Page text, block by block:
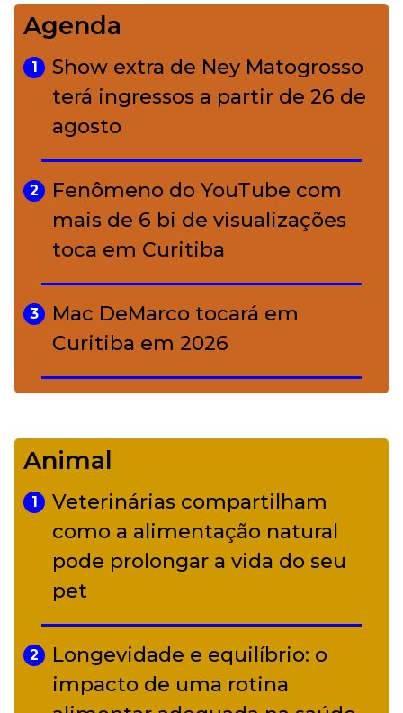
4
Bolsas de palha e ráfia: o
charme rústico que
conquistou o luxo
A ciência por trás da skincare: a
função de cada ativo
Agenda
1
Show extra de Ney Matogrosso
terá ingressos a partir de 26 de
agosto
2
Fenômeno do YouTube com
mais de 6 bi de visualizações
toca em Curitiba
3
Mac DeMarco tocará em
Curitiba em 2026
Camerata tem repertório
diverso a partir de R$ 17
Adriana Calcanhotto retoma
alter ego infantil para show em
Curitiba
Animal
1
Veterinárias compartilham
como a alimentação natural
pode prolongar a vida do seu
pet
2
Longevidade e equilíbrio: o
impacto de uma rotina